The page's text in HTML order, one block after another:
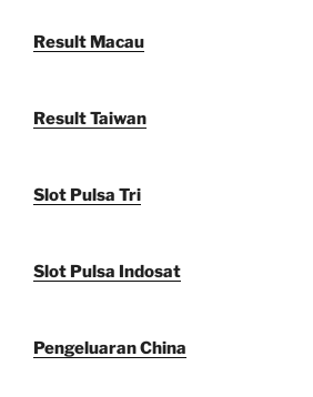
Result Macau
Result Taiwan
Slot Pulsa Tri
Slot Pulsa Indosat
Pengeluaran China